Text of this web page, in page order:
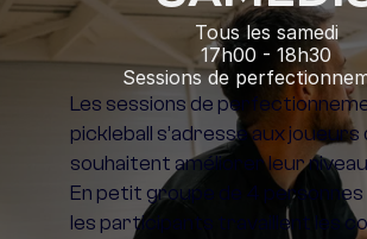
Tous les samedi
17h00 - 18h30
Sessions de
Les sessions de
pickleball s’adresse aux joueurs
souhaitent améliorer leur
En petit groupe de 4 personnes
les participants travaillent les